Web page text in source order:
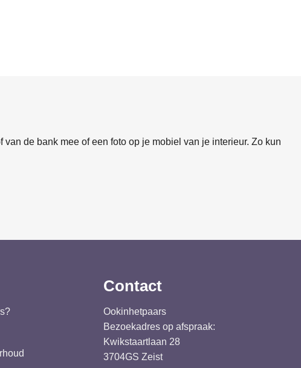
de bank mee of een foto op je mobiel van je interieur. Zo kun
Contact
Ookinhetpaars
Bezoekadres op afspraak:
Kwikstaartlaan 28
3704GS Zeist